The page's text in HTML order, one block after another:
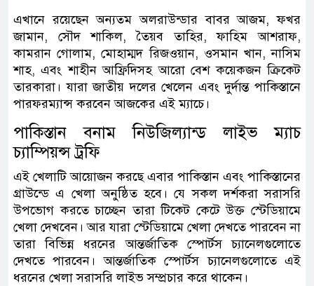
এখানে রয়েছেন অন্যতম অলরাউন্ডার বাবর আজম, ফখর
জামান, সৌদ শাকিল, তৈয়ব তাহির, ফাহিম আশরাফ,
কামরান গোলাম, মোহাম্মদ রিজওয়ান, ওসমান খান, নাসিম
শাহ, এবং শাহীন আফ্রিদিসহ আরো বেশ কয়েকজন ক্রিকেট
তারকারা। যারা জাতীয় দলের খেলেন এবং দুর্দান্ত পাকিস্তানে
পারফরম্যান্স করবেন আজকের এই ম্যাচে।
পাকিস্তান বনাম নিউজিল্যান্ড লাইভ ম্যাচ
চ্যাম্পিয়ন্স ট্রফি
এই খেলাটি আয়োজন করছে এবার পাকিস্তান এবং পাকিস্তানের
গ্রাউন্ডে এ খেলা অনুষ্ঠিত হবে। যে সকল দর্শকরা সরাসরি
উপভোগ করতে চাচ্ছেন তারা টিকেট কেটে উক্ত স্টেডিয়ামে
খেলা দেখবেন। আর যারা স্টেডিয়ামে খেলা দেখতে পারবেন না
তারা বিভিন্ন ধরনের আন্তর্জাতিক স্পোর্টস চ্যানেলগুলোতে
দেখতে পারবেন। আন্তর্জাতিক স্পোর্টস চ্যানেলগুলোতে এই
ধরনের খেলা সরাসরি লাইভ সম্প্রচার করে থাকেন।